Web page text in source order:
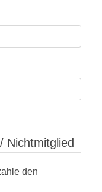
Nichtmitglied
den